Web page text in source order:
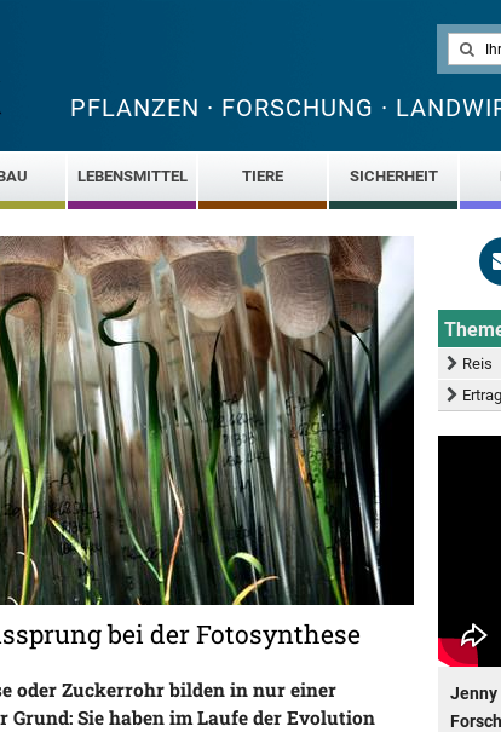
PFLANZEN · FORSCHUNG ·
LEBENSMITTEL TIERE SICHERHEIT
bei der Fotosynthese
oder Zuckerrohr bilden in nur einer
Grund: Sie haben im Laufe der Evolution
Reis
Jenny